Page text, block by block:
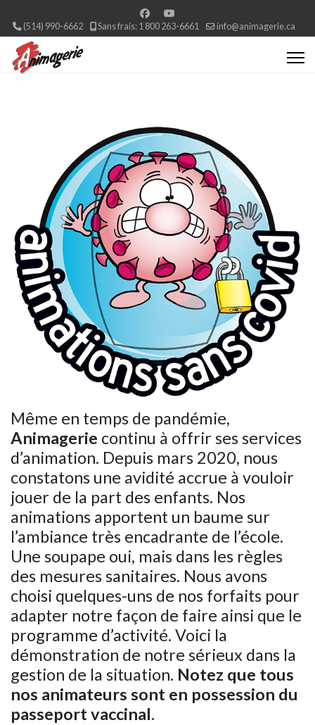
(514) 990-6662 Sans frais: 1 800 263-6661 info@animagerie.ca
Même en temps de pandémie,
Animagerie continu à offrir ses services
d’animation. Depuis mars 2020, nous
constatons une avidité accrue à vouloir
jouer de la part des enfants. Nos
animations apportent un baume sur
l’ambiance très encadrante de l’école.
Une soupape oui, mais dans les règles
des mesures sanitaires. Nous avons
choisi quelques-uns de nos forfaits pour
adapter notre façon de faire ainsi que le
programme d’activité. Voici la
démonstration de notre sérieux dans la
gestion de la situation. Notez que tous
nos animateurs sont en possession du
passeport vaccinal.